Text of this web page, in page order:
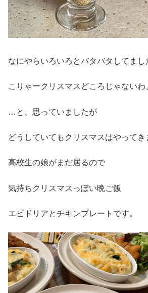
なにやらいろいろとバタバタしてまし
こりゃークリスマスどころじゃないわ
…と、思っていましたが
どうしていてもクリスマスはやってき
高校生の娘がまだ居るので
気持ちクリスマスっぽい晩ご飯
エビドリアとチキンプレートです。